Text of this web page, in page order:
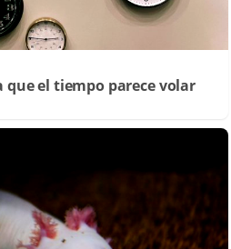
que el tiempo parece volar